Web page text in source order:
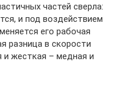
частей сверла:
и под воздействием
его рабочая
разница в скорости
и жесткая – медная и